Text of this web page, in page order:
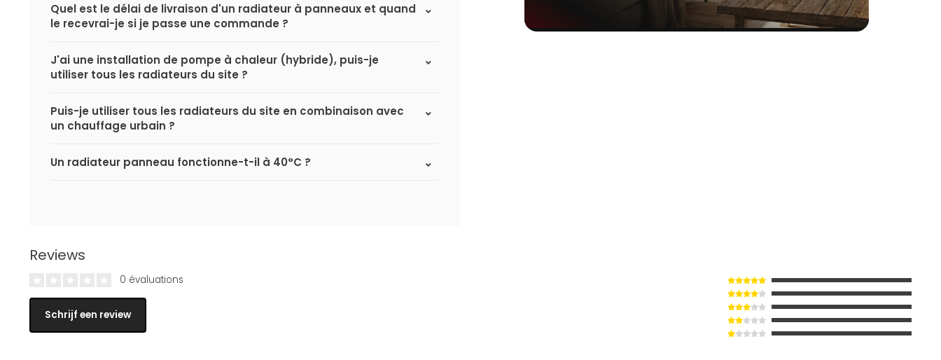
Quel est le délai de livraison d'un radiateur à panneaux et quand
le recevrai-je si je passe une commande ?
J'ai une installation de pompe à chaleur (hybride), puis-je
utiliser tous les radiateurs du site ?
Puis-je utiliser tous les radiateurs du site en combinaison avec
un chauffage urbain ?
Un radiateur panneau fonctionne-t-il à 40°C ?
Reviews
0 évaluations
Schrijf een review